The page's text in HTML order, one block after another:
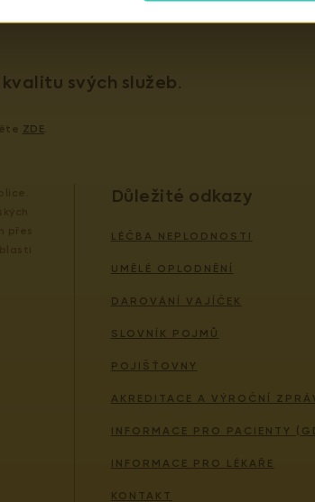
svých služeb.
ZDE
Důležité odkazy
LÉČBA NEPLODNOSTI
UMĚLÉ OPLODNĚNÍ
DAROVÁNÍ VAJÍČEK
SLOVNÍK POJMŮ
POJIŠŤOVNY
AKREDITACE A VÝROČNÍ
INFORMACE PRO PACIENTY
INFORMACE PRO LÉKAŘE
KONTAKT